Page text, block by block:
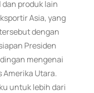
produk lain
Asia, yang
dengan
Presiden
mengenai
Amerika Utara.
untuk lebih dari